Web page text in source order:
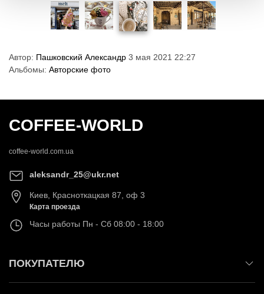
Автор: Пашковский Александр 3 мая 2021 22:27
Альбомы: Авторские фото
COFFEE-WORLD
coffee-world.com.ua
aleksandr_25@ukr.net
Киев, Красноткацкая 87, оф 3
Карта проезда
Часы работы Пн - Сб 08:00 - 18:00
ПОКУПАТЕЛЮ